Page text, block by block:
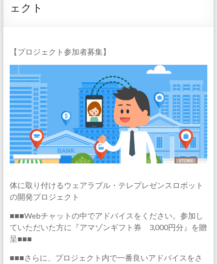
ェクト
【プロジェクト参加者募集】
体に取り付けるウェアラブル・テレプレゼンスロボット
の開発プロジェクト
■■■Webチャットの中でアドバイスをください。参加し
ていただいた方に『アマゾンギフト券 3,000円分』を贈
呈■■■
■■■さらに、プロジェクト内で一番良いアドバイスをさ